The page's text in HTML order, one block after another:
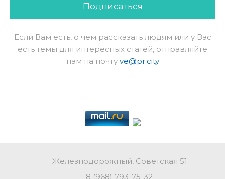
Подписаться
Если Вам есть, о чем рассказать людям или у Вас
есть темы для интересных статей, отправляйте
нам на почту ve@pr.city
Железнодорожный, Советская 51
8 (968) 793-75-32